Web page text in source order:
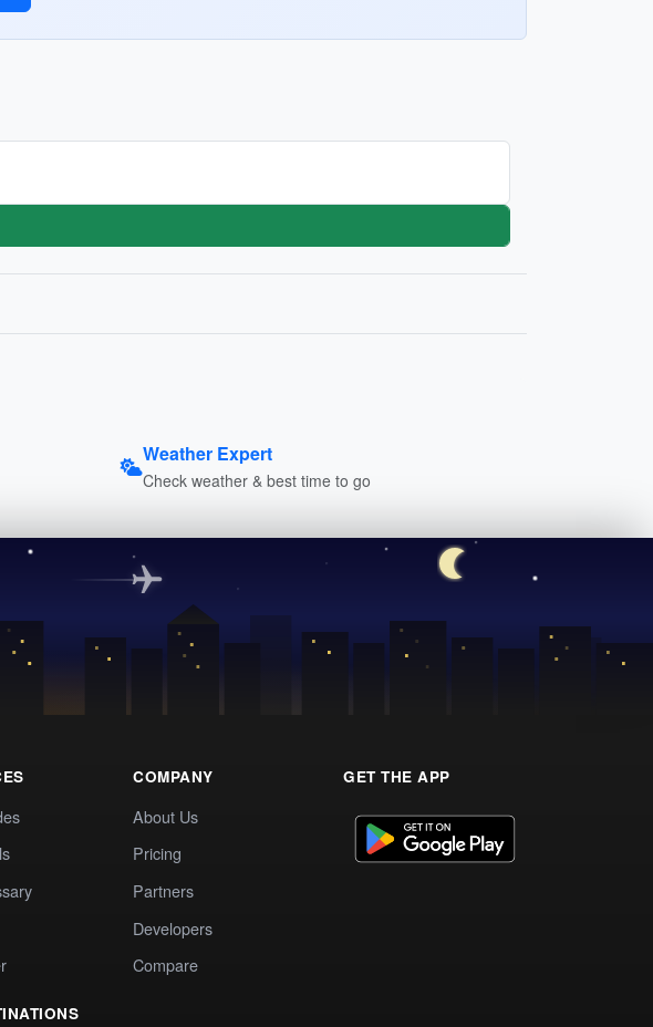
Weather Expert
Check weather & best time to go
COMPANY
About Us
Pricing
Partners
Developers
Compare
GET THE APP